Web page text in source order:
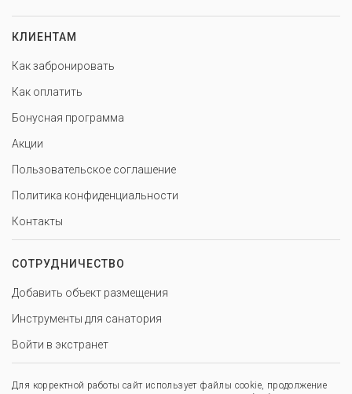
КЛИЕНТАМ
Как забронировать
Как оплатить
Бонусная программа
Акции
Пользовательское соглашение
Политика конфиденциальности
Контакты
СОТРУДНИЧЕСТВО
Добавить объект размещения
Инструменты для санатория
Войти в экстранет
Для корректной работы сайт использует файлы cookie, продолжение